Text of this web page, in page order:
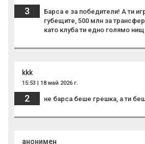
3
Барса е за победители! А ти
губещите, 500 млн за
като клуба ти едно голямо
kkk
15:53 | 18 май 2026 г.
2 не барса беше грешка, а ти
анонимен